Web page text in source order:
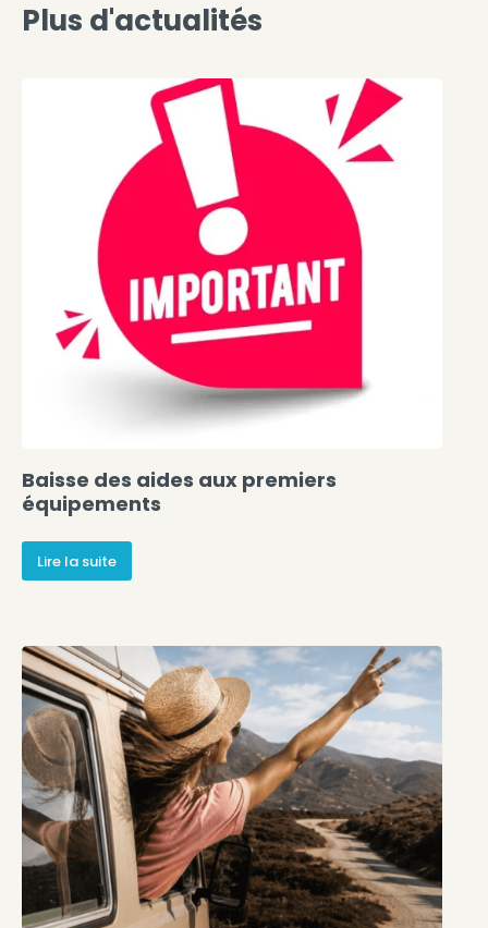
Plus d'actualités
Baisse des aides aux premiers
équipements
Lire la suite